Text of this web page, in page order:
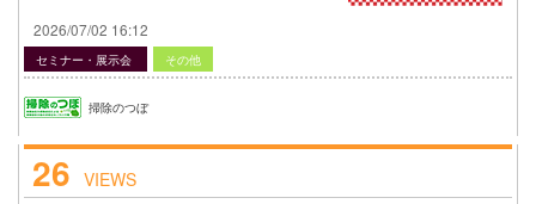
2026/07/02 16:12
セミナー・展示会 その他
掃除のつぼ
26 VIEWS